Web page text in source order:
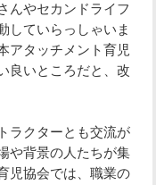
んやセカンドライフ
していらっしゃいま
アタッチメント育児
良いところだと、改
ラクターとも交流が
や背景の人たちが集
児協会では、職業の